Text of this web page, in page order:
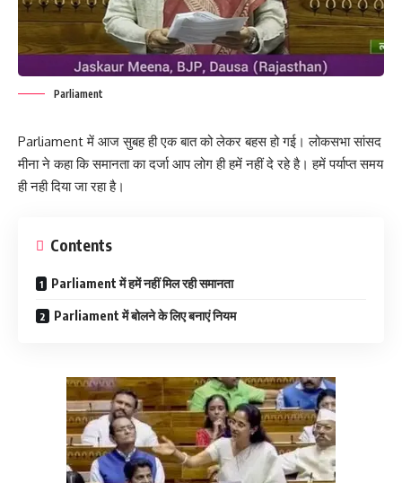
Parliament
Parliament में आज सुबह ही एक बात को लेकर बहस हो गई। लोकसभा सांसद
मीना ने कहा कि समानता का दर्जा आप लोग ही हमें नहीं दे रहे है। हमें पर्याप्त समय
ही नही दिया जा रहा है।
Contents
Parliament में हमें नहीं मिल रही समानता
Parliament में बोलने के लिए बनाएं नियम